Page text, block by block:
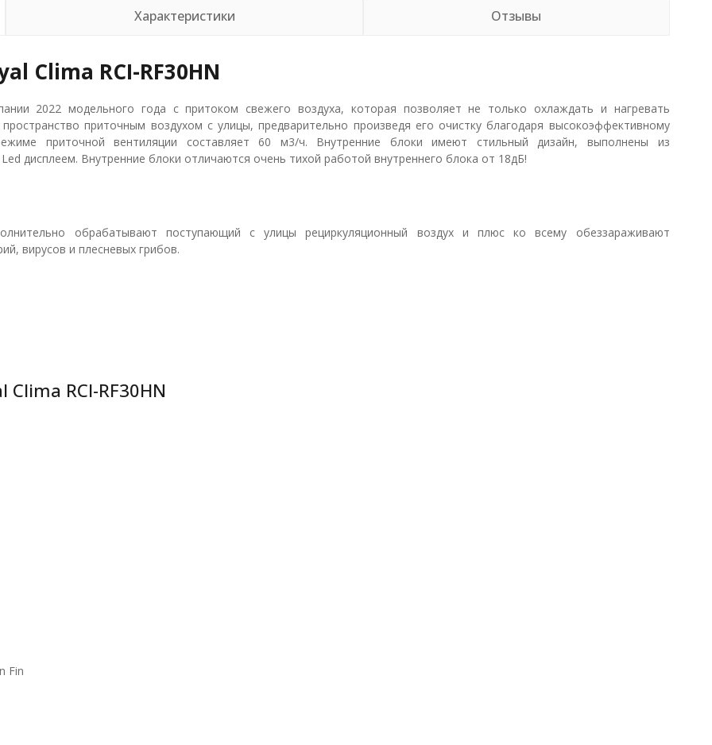
Характеристики Отзывы
Clima RCI-RF30HN
2022 модельного года с притоком свежего воздуха, которая позволяет не только охлаждать и нагревать
приточным воздухом с улицы, предварительно произведя его очистку благодаря высокоэффективному
приточной вентиляции составляет 60 м3/ч. Внутренние блоки имеют стильный дизайн, выполнены из
дисплеем. Внутренние блоки отличаются очень тихой работой внутреннего блока от 18дБ!
обрабатывают поступающий с улицы рециркуляционный воздух и плюс ко всему обеззараживают
вирусов и плесневых грибов.
RCI-RF30HN
Fin